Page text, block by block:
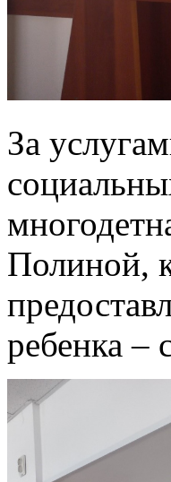
За
Полиной,
ребенка –